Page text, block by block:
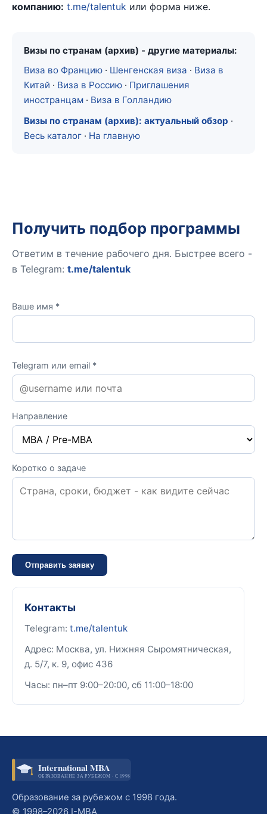
компанию: t.me/talentuk или форма ниже.
Визы по странам (архив) - другие материалы:
Виза во Францию · Шенгенская виза · Виза в
Китай · Виза в Россию · Приглашения
иностранцам · Виза в Голландию
Визы по странам (архив): актуальный обзор ·
Весь каталог · На главную
Получить подбор программы
Ответим в течение рабочего дня. Быстрее всего -
в Telegram: t.me/talentuk
Ваше имя *
Telegram или email *
Направление
Коротко о задаче
Отправить заявку
Контакты
Telegram: t.me/talentuk
Адрес: Москва, ул. Нижняя Сыромятническая,
д. 5/7, к. 9, офис 436
Часы: пн–пт 9:00–20:00, сб 11:00–18:00
International MBA
ОБРАЗОВАНИЕ ЗА РУБЕЖОМ · С 1998
Образование за рубежом с 1998 года.
© 1998–2026 I-MBA